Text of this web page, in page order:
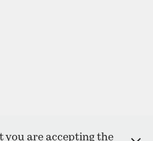
you are accepting the